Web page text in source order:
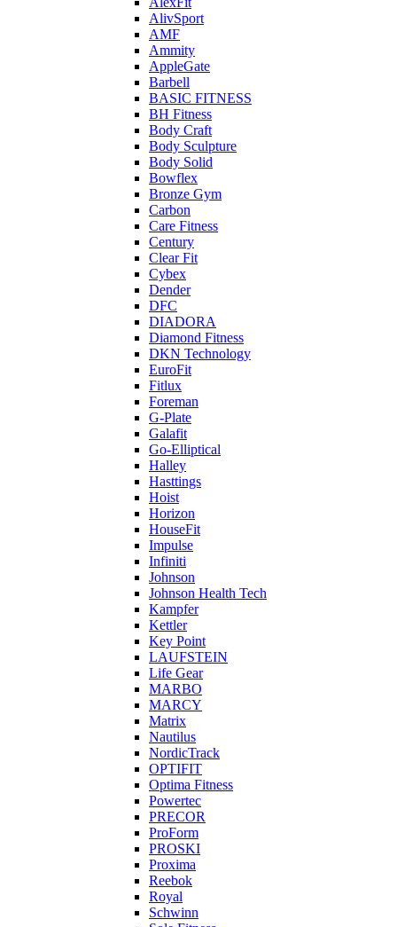
AlivSport
AMF
Ammity
AppleGate
Barbell
BASIC FITNESS
BH Fitness
Body Craft
Body Sculpture
Body Solid
Bowflex
Bronze Gym
Carbon
Care Fitness
Century
Clear Fit
Cybex
Dender
DFC
DIADORA
Diamond Fitness
DKN Technology
EuroFit
Fitlux
Foreman
G-Plate
Galafit
Go-Elliptical
Halley
Hasttings
Hoist
Horizon
HouseFit
Impulse
Infiniti
Johnson
Johnson Health Tech
Kampfer
Kettler
Key Point
LAUFSTEIN
Life Gear
MARBO
MARCY
Matrix
Nautilus
NordicTrack
OPTIFIT
Optima Fitness
Powertec
PRECOR
ProForm
PROSKI
Proxima
Reebok
Royal
Schwinn